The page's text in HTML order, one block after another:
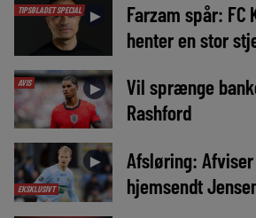
TIPSBLADET SPECIAL ►
Farzam spår: FC
henter en stor
AVIS ►
Vil sprænge
Rashford
EKSKLUSIVT
►
Afsløring:
hjemsendt